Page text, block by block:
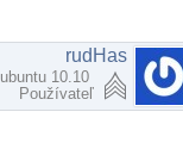
rudHas
ubuntu 10.10
Používateľ